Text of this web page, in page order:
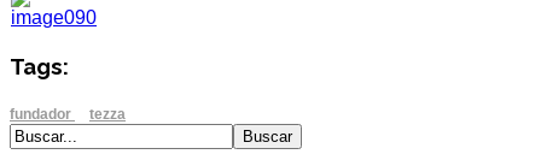
Tags:
fundador tezza